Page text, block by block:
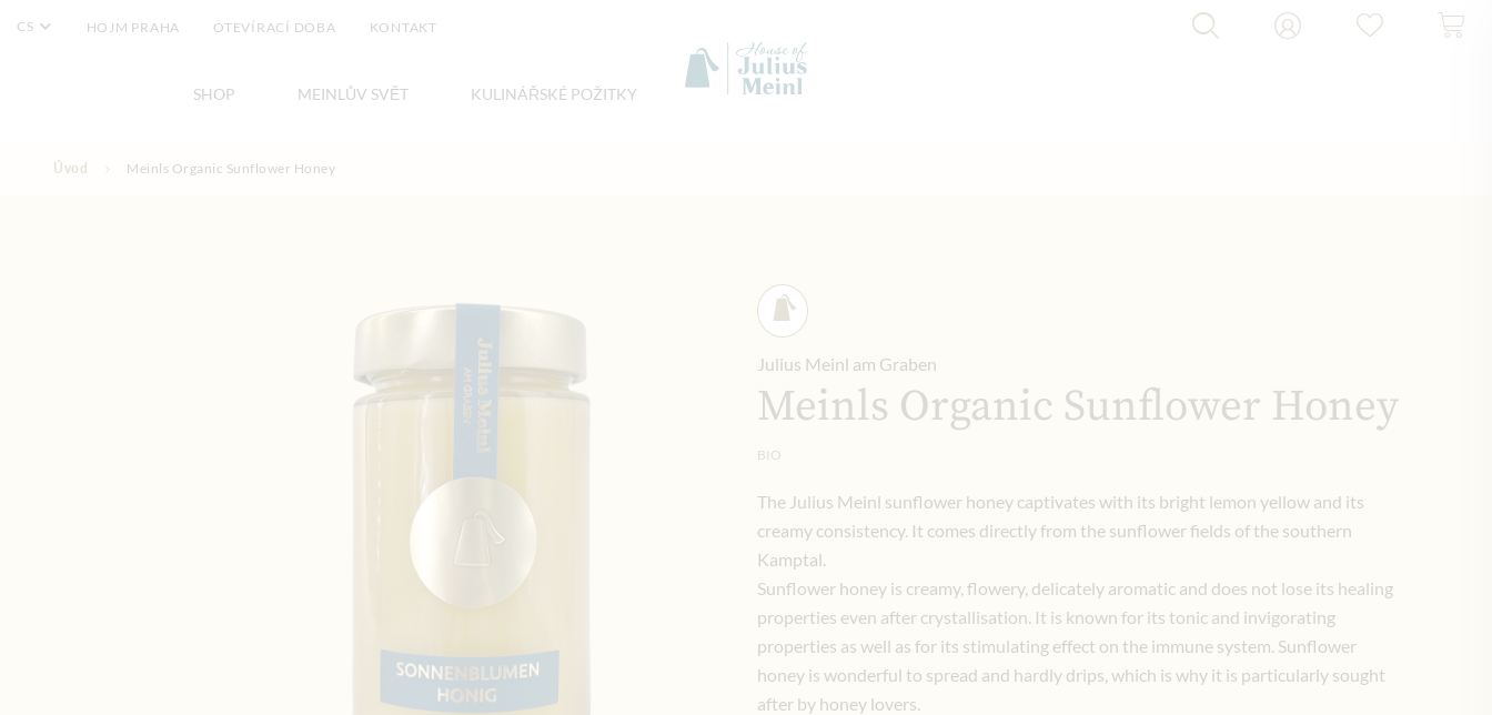
CS HOJM PRAHA OTEVÍRACÍ DOBA KONTAKT
SHOP MEINLŮV SVĚT KULINÁŘSKÉ POŽITKY
Přejít na obsah
Úvod Meinls Organic Sunflower Honey
Julius Meinl am Graben
Meinls Organic Sunflower Honey
BIO
The Julius Meinl sunflower honey captivates with its bright lemon yellow and its
creamy consistency. It comes directly from the sunflower fields of the southern
Kamptal.
Sunflower honey is creamy, flowery, delicately aromatic and does not lose its healing
properties even after crystallisation. It is known for its tonic and invigorating
properties as well as for its stimulating effect on the immune system. Sunflower
honey is wonderful to spread and hardly drips, which is why it is particularly sought
after by honey lovers.